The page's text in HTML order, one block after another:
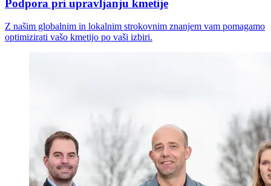
Podpora pri upravljanju kmetije
Z našim globalnim in lokalnim strokovnim znanjem vam pomagamo
optimizirati vašo kmetijo po vaši izbiri.